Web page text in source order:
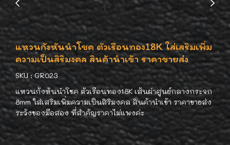
แหวนกังหันนำโชค ตัวเรือนทอง18K ใส่เสริมเพิ่ม
ความเป็นสิริมงคล สินค้านำเข้า ราคาขายส่ง
SKU : GR023
แหวนกังหันนำโชค ตัวเรือนทอง18K เส้นผ่าศูนย์กลางกระจก
8mm ใส่เสริมเพิ่มความเป็นสิริมงคล สินค้านำเข้า ราคาขายส่ง
ระวังของมือสอง ที่สำคัญราคาไม่แพงค่ะ